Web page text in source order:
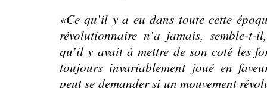
«Ce qu’il y a eu dans toute cette
révolutionnaire n’a jamais, semble-t-
qu’il y avait à mettre de son coté les
toujours invariablement joué en
peut se demander si un mouvement